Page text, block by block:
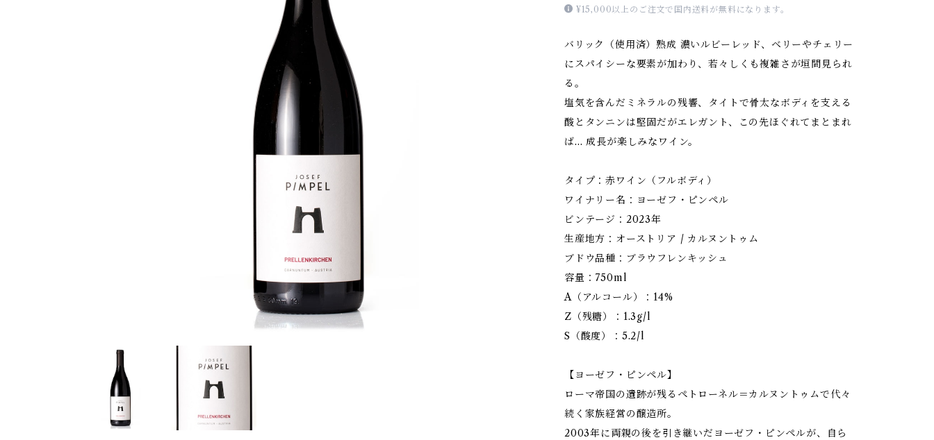
¥15,000以上のご注文で国内送料が無料になります。
バリック（使用済）熟成 濃いルビーレッド、ベリーやチェリー
にスパイシーな要素が加わり、若々しくも複雑さが垣間見られ
る。
塩気を含んだミネラルの残響、タイトで骨太なボディを支える
酸とタンニンは堅固だがエレガント、この先ほぐれてまとまれ
ば… 成長が楽しみなワイン。
タイプ：赤ワイン（フルボディ）
ワイナリー名：ヨーゼフ・ピンペル
ビンテージ：2023年
生産地方：オーストリア / カルヌントゥム
ブドウ品種：ブラウフレンキッシュ
容量：750ml
A（アルコール）：14%
Z（残糖）：1.3g/l
S（酸度）：5.2/l
【ヨーゼフ・ピンペル】
ローマ帝国の遺跡が残るペトローネル＝カルヌントゥムで代々
続く家族経営の醸造所。
2003年に両親の後を引き継いだヨーゼフ・ピンペルが、自ら